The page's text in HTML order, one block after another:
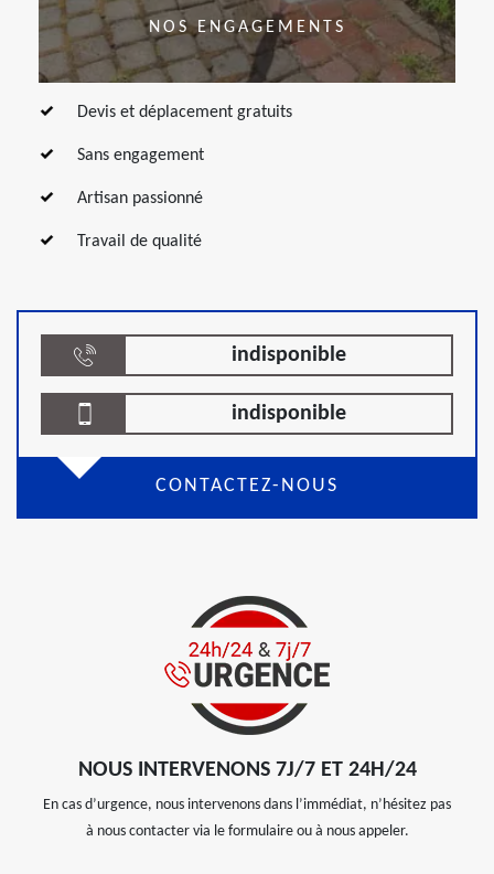
NOS ENGAGEMENTS
Devis et déplacement gratuits
Sans engagement
Artisan passionné
Travail de qualité
indisponible
indisponible
CONTACTEZ-NOUS
NOUS INTERVENONS 7J/7 ET 24H/24
En cas d’urgence, nous intervenons dans l’immédiat, n’hésitez pas
à nous contacter via le formulaire ou à nous appeler.